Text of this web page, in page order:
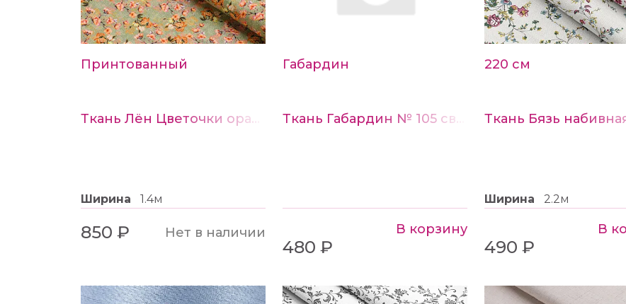
Принтованный
Ткань Лён Цветочки оранжевые на оливковом
Ширина 1.4м
850 ₽ Нет в наличии
Габардин
Ткань Габардин № 105 светло-бежевый
480 ₽
В корзину
220 см
Ширина 2.2м
490 ₽
В